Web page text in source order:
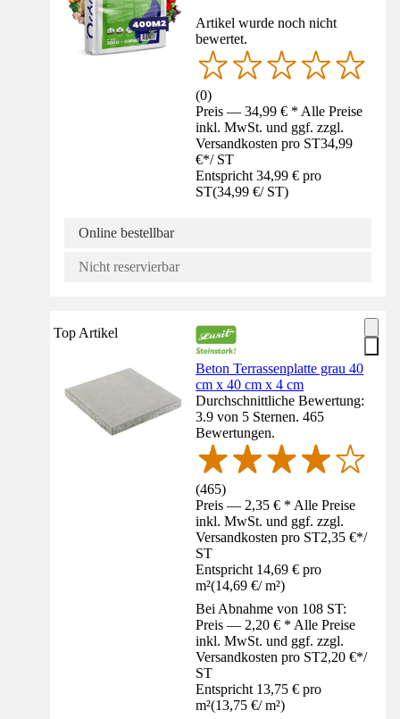
Artikel wurde noch nicht
bewertet.
(0)
Preis — 34,99 € * Alle Preise
inkl. MwSt. und ggf. zzgl.
Versandkosten pro ST34,99
€*/ ST
Entspricht 34,99 € pro
ST(34,99 €/ ST)
Online bestellbar
Nicht reservierbar
Top Artikel
Beton Terrassenplatte grau 40
cm x 40 cm x 4 cm
Durchschnittliche Bewertung:
3.9 von 5 Sternen. 465
Bewertungen.
(465)
Preis — 2,35 € * Alle Preise
inkl. MwSt. und ggf. zzgl.
Versandkosten pro ST2,35 €*/
ST
Entspricht 14,69 € pro
m²(14,69 €/ m²)
Bei Abnahme von 108 ST:
Preis — 2,20 € * Alle Preise
inkl. MwSt. und ggf. zzgl.
Versandkosten pro ST2,20 €*/
ST
Entspricht 13,75 € pro
m²(13,75 €/ m²)